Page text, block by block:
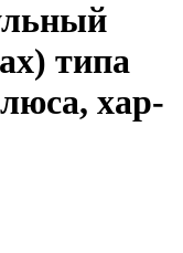
типа
хар-